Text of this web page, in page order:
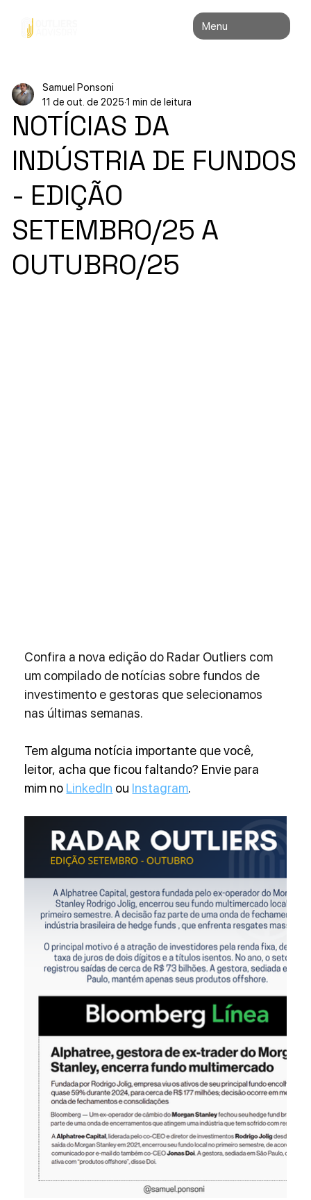
Menu
NOTÍCIAS DA
INDÚSTRIA DE FUNDOS
- EDIÇÃO
SETEMBRO/25 A
OUTUBRO/25
Samuel Ponsoni
11 de out. de 2025 1 min de leitura
Confira a nova edição do Radar Outliers com
um compilado de notícias sobre fundos de
investimento e gestoras que selecionamos
nas últimas semanas.
Tem alguma notícia importante que você,
leitor, acha que ficou faltando? Envie para
mim no LinkedIn ou Instagram.